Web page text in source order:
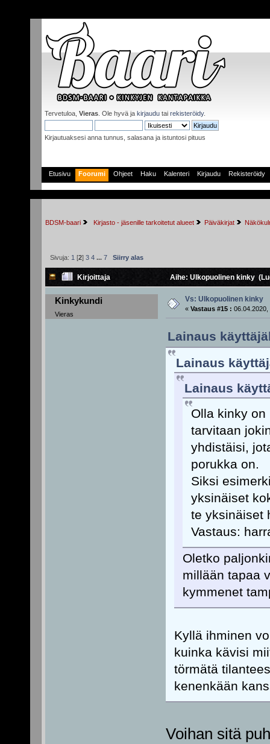
Tervetuloa, Vieras . Ole hyvä ja kirjaudu tai rekisteröidy.
Kirjautuaksesi anna tunnus, salasana ja istuntosi pituus
Etusivu Foorumi Ohjeet Haku Kalenteri Kirjaudu Rekisteröidy
BDSM-baari Kirjasto - jäsenille tarkoitetut alueet Päiväkirjat
Sivuja: 1 [2] 3 4 ... 7 Siirry alas
Kirjoittaja Aihe: Ulkopuolinen kinky
Kinkykundi
Vieras
Vs: Ulkopuolinen kinky
« Vastaus #15 : 06.04.2020,
Lainaus
Lainaus
Lainaus
Olla kinky
tarvitaan
yhdistäisi,
porukka on.
Siksi
yksinäiset
te yksinäiset
Vastaus:
Oletko
millään tapaa
kymmenet
Kyllä ihminen
kuinka kävisi
törmätä
kenenkään
Voihan sitä